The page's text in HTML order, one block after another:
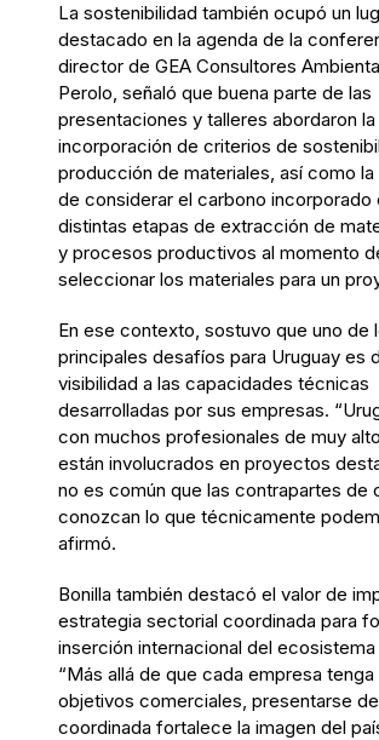
La sostenibilidad también ocupó un
destacado en la agenda de la
director de GEA Consultores
Perolo, señaló que buena parte de las
presentaciones y talleres abordaron la
incorporación de criterios de
producción de materiales, así como la
de considerar el carbono incorporado
distintas etapas de extracción de
y procesos productivos al momento
seleccionar los materiales para un
En ese contexto, sostuvo que uno de
principales desafíos para Uruguay es
visibilidad a las capacidades técnicas
desarrolladas por sus empresas.
con muchos profesionales de muy
están involucrados en proyectos
no es común que las contrapartes de
conozcan lo que técnicamente
afirmó.
Bonilla también destacó el valor de
estrategia sectorial coordinada para
inserción internacional del ecosistema
“Más allá de que cada empresa
objetivos comerciales, presentarse
coordinada fortalece la imagen del